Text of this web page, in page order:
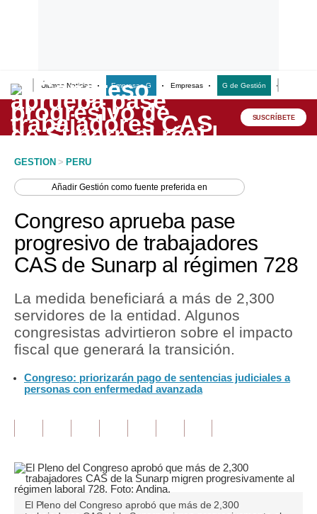
Últimas Noticias Empresas G Empresas G de Gestión
Lo último
Peru Quiosco
Economía
Mercados
Política
Tu Dinero
Finanzas Personales
Editorial
SUSCRÍBETE
GESTION > PERU
AñadirGestión como fuente preferida en
Congreso aprueba pase
progresivo de trabajadores
CAS de Sunarp al régimen 728
La medida beneficiará a más de 2,300
servidores de la entidad. Algunos
congresistas advirtieron sobre el impacto
fiscal que generará la transición.
Congreso: priorizarán pago de sentencias judiciales a
personas con enfermedad avanzada
El Pleno del Congreso aprobó que más de 2,300